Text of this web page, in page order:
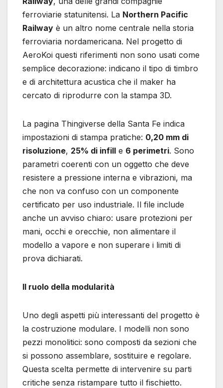
ferroviarie statunitensi. La Northern Pacific
Railway è un altro nome centrale nella storia
ferroviaria nordamericana. Nel progetto di
AeroKoi questi riferimenti non sono usati come
semplice decorazione: indicano il tipo di timbro
e di architettura acustica che il maker ha
cercato di riprodurre con la stampa 3D.
La pagina Thingiverse della Santa Fe indica
impostazioni di stampa pratiche: 0,20 mm di
risoluzione, 25% di infill e 6 perimetri. Sono
parametri coerenti con un oggetto che deve
resistere a pressione interna e vibrazioni, ma
che non va confuso con un componente
certificato per uso industriale. Il file include
anche un avviso chiaro: usare protezioni per
mani, occhi e orecchie, non alimentare il
modello a vapore e non superare i limiti di
prova dichiarati.
Il ruolo della modularità
Uno degli aspetti più interessanti del progetto è
la costruzione modulare. I modelli non sono
pezzi monolitici: sono composti da sezioni che
si possono assemblare, sostituire e regolare.
Questa scelta permette di intervenire su parti
critiche senza ristampare tutto il fischietto.